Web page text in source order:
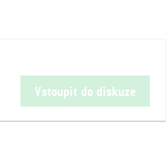
Vstoupit do diskuze